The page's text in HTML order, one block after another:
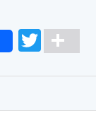
Twitter